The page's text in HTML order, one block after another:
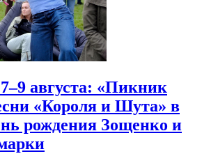
августа: «Пикник
«Короля и Шута» в
рождения Зощенко и